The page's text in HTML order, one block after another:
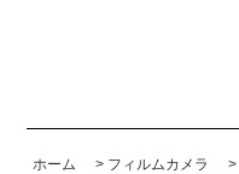
ホーム > フィルムカメラ >